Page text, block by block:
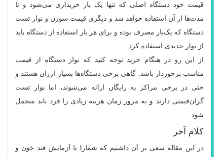
قیمت خود دستگاه اصلی که تنها یک بار خریداری می‌شود و تا
مدت‌ها از آن استفاده خواهد شد و دیگری قیمت سوزن و نوار تست
دستگاه که یک‌بار مصرف بوده و برای هر بار استفاده از دستگاه باید
از نوار جدیدی استفاده کرد.
از این رو در هنگام خرید توجه کنید که نوار دستگاه از قیمت
مناسب برخوردار باشد. گاهی برخی دستگاه‌ها بسیار ارزان هستند و
حتی در برخی مراکز به رایگان ارائه می‌شوند، اما نوار تست
گران‌قیمتی دارند و به مرور زمان هزینه زیادی را فرد باید متحمل
شود.
کلام آخر
در این مقاله سعی بر آن داشتیم که شمارا با آزمایش قند خون و